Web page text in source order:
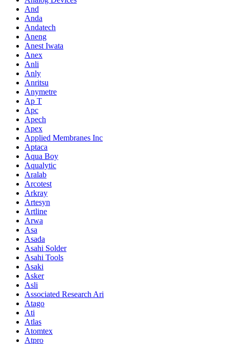
And
Anda
Andatech
Aneng
Anest Iwata
Anex
Anli
Anly
Anritsu
Anymetre
Ap T
Apc
Apech
Apex
Applied Membranes Inc
Aptaca
Aqua Boy
Aqualytic
Aralab
Arcotest
Arkray
Artesyn
Artline
Arwa
Asa
Asada
Asahi Solder
Asahi Tools
Asaki
Asker
Asli
Associated Research Ari
Atago
Ati
Atlas
Atomtex
Atpro